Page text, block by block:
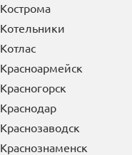
Кострома
Котельники
Котлас
Красноармейск
Красногорск
Краснодар
Краснозаводск
Краснознаменск